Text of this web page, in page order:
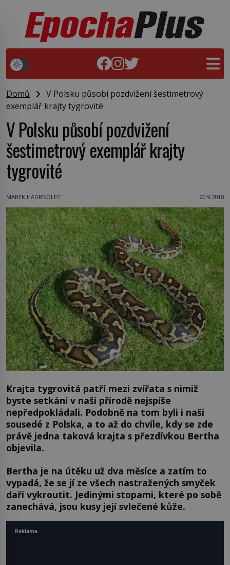
Domů
V Polsku působí pozdvižení šestimetrový
exemplář krajty tygrovité
V Polsku působí pozdvižení
šestimetrový exemplář krajty
tygrovité
MAREK HADRBOLEC 20.9.2018
Krajta tygrovitá patří mezi zvířata s nimiž
byste setkání v naší přírodě nejspíše
nepředpokládali. Podobně na tom byli i naši
sousedé z Polska, a to až do chvíle, kdy se zde
právě jedna taková krajta s přezdívkou Bertha
objevila.
Bertha je na útěku už dva měsíce a zatím to
vypadá, že se jí ze všech nastražených smyček
daří vykroutit. Jedinými stopami, které po sobě
zanechává, jsou kusy její svlečené kůže.
Reklama